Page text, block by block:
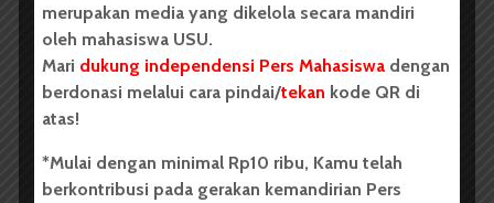
BERITA KAMPUS
Tim Mahasiswa USU Raih Juara I
Vokal Grup Pada PEKSIMIDA 2026
Oleh: Cyntia Lorena Br Tarigan USU, wacana.org –
Tim mahasiswa Universitas Sumatera Utara...
merupakan media yang dikelola secara mandiri
oleh mahasiswa USU.
Mari dukung independensi Pers Mahasiswa dengan
berdonasi melalui cara pindai/tekan kode QR di
atas!
*Mulai dengan minimal Rp10 ribu, Kamu telah
berkontribusi pada gerakan kemandirian Pers